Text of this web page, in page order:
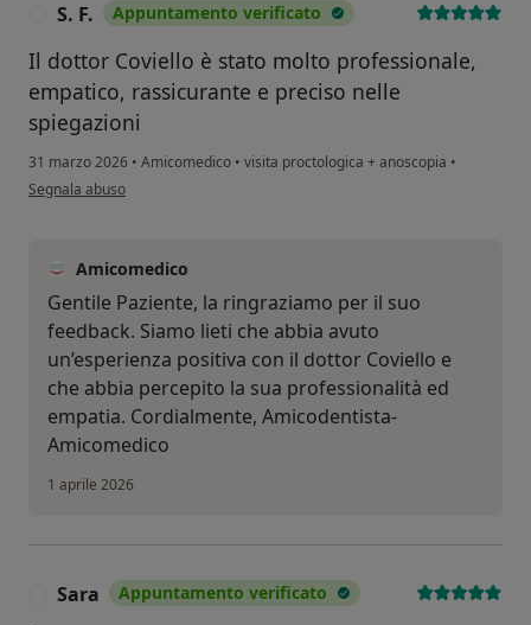
S. F. Appuntamento verificato
Il dottor Coviello è stato molto professionale,
empatico, rassicurante e preciso nelle
spiegazioni
31 marzo 2026 • Amicomedico • visita proctologica + anoscopia •
secondo l'opinione dell'utente S. F.
Segnala abuso
Amicomedico
Gentile Paziente, la ringraziamo per il suo
feedback. Siamo lieti che abbia avuto
un’esperienza positiva con il dottor Coviello e
che abbia percepito la sua professionalità ed
empatia. Cordialmente, Amicodentista-
Amicomedico
1 aprile 2026
Sara Appuntamento verificato